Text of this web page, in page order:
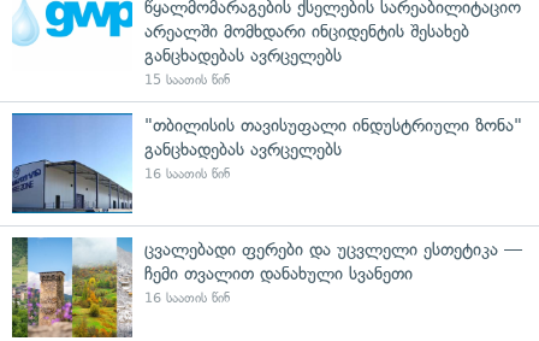
წყალმომარაგების ქსელების სარეაბილიტაციო
არეალში მომხდარი ინციდენტის შესახებ
განცხადებას ავრცელებს
15 საათის წინ
"თბილისის თავისუფალი ინდუსტრიული ზონა"
განცხადებას ავრცელებს
16 საათის წინ
ცვალებადი ფერები და უცვლელი ესთეტიკა —
ჩემი თვალით დანახული სვანეთი
16 საათის წინ